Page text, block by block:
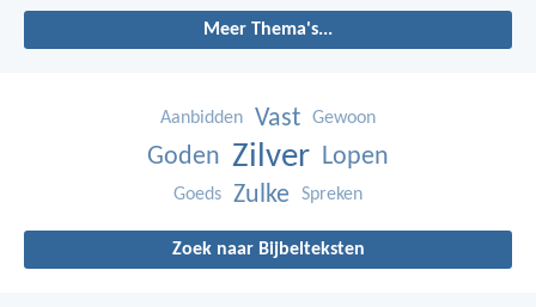
Meer Thema's...
Aanbidden Vast Gewoon
Goden Zilver Lopen
Goeds Zulke Spreken
Zoek naar Bijbelteksten